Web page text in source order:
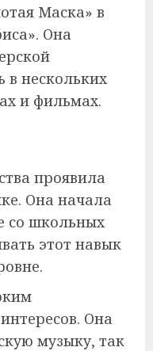
Маска» в
Она
в нескольких
и фильмах.
проявила
Она начала
со школьных
этот навык
Она
музыку, так